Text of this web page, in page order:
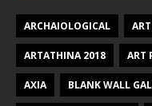
ARCHAIOLOGICAL ART
ARTATHINA 2018 ART
AXIA BLANK WALL